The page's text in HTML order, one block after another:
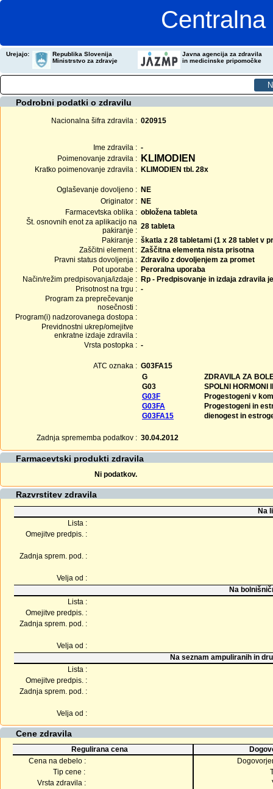
Urejajo:
Republika Slovenija
Ministrstvo za zdravje
Javna agencija za zdravila
in medicinske pripomočke
Podrobni podatki o zdravilu
Nacionalna šifra zdravila : 020915
Ime zdravila : -
Poimenovanje zdravila :
KLIMODIEN
Kratko poimenovanje zdravila : KLIMODIEN tbl. 28x
Oglaševanje dovoljeno : NE
Originator : NE
Farmacevtska oblika : obložena tableta
Št. osnovnih enot za aplikacijo na
pakiranje : 28 tableta
Pakiranje : škatla z 28 tabletami (1 x 28 tablet v
Zaščitni element : Zaščitna elementa nista prisotna
Pravni status dovoljenja : Zdravilo z dovoljenjem za promet
Pot uporabe : Peroralna uporaba
Način/režim predpisovanja/izdaje : Rp - Predpisovanje in izdaja zdravila
Prisotnost na trgu : -
Program za preprečevanje
nosečnosti :
Program(i) nadzorovanega dostopa :
Previdnostni ukrep/omejitve
enkratne izdaje zdravila :
Vrsta postopka : -
ATC oznaka : G03FA15
G
ZDRAVILA ZA
G03
SPOLNI HORMONI
G03F
Progestogeni v
G03FA
Progestogeni in
G03FA15
dienogest in
Zadnja sprememba podatkov : 30.04.2012
Farmacevtski produkti zdravila
Ni podatkov.
Razvrstitev zdravila
Na
Lista :
Omejitve predpis. :
Zadnja sprem. pod. :
Velja od :
Na
Lista :
Omejitve predpis. :
Zadnja sprem. pod. :
Velja od :
Na seznam ampuliranih in
Lista :
Omejitve predpis. :
Zadnja sprem. pod. :
Velja od :
Cene zdravila
Regulirana cena
Cena na debelo :
Tip cene :
Vrsta zdravila :